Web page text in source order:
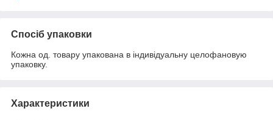
Спосіб упаковки
Кожна од. товару упакована в індивідуальну целофановую
упаковку.
Характеристики